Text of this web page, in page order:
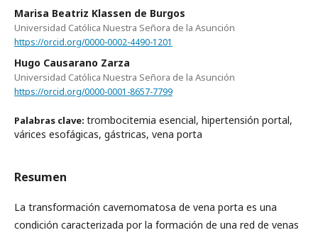
Marisa Beatriz Klassen de Burgos
Universidad Católica Nuestra Señora de la Asunción
https://orcid.org/0000-0002-4490-1201
Hugo Causarano Zarza
Universidad Católica Nuestra Señora de la Asunción
https://orcid.org/0000-0001-8657-7799
Palabras clave: trombocitemia esencial, hipertensión portal,
várices esofágicas, gástricas, vena porta
Resumen
La transformación cavernomatosa de vena porta es una
condición caracterizada por la formación de una red de venas